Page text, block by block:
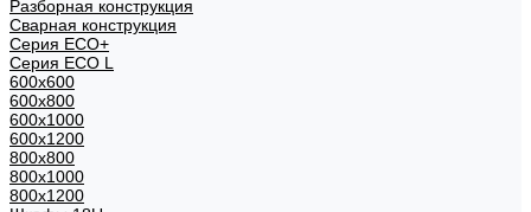
Разборная конструкция
Сварная конструкция
Серия ECO+
Серия ECO L
600x600
600x800
600х1000
600х1200
800x800
800х1000
800х1200